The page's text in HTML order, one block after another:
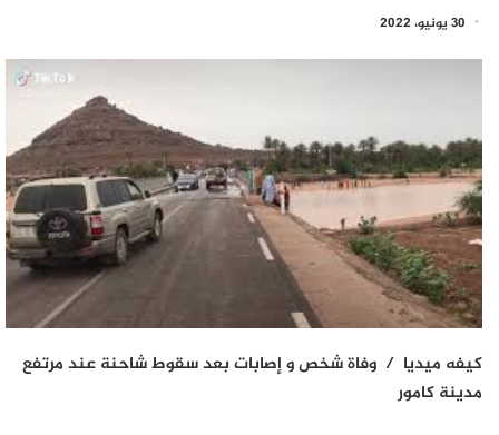
30 يونيو، 2022
كيفه ميديا / وفاة شخص و إصابات بعد سقوط شاحنة عند مرتفع
مدينة كامور